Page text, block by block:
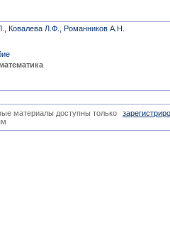
Ковалева Л.Ф., Романников А.Н.
материалы доступны только